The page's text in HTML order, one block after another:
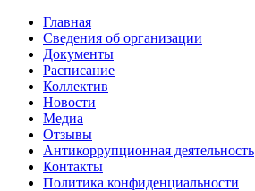
Главная
Сведения об организации
Документы
Расписание
Коллектив
Новости
Медиа
Отзывы
Антикоррупционная деятельность
Контакты
Политика конфиденциальности